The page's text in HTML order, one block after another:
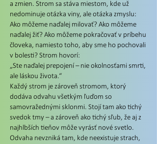
a zmien. Strom sa stáva miestom, kde už
nedominuje otázka viny, ale otázka zmyslu:
Ako môžeme naďalej milovať? Ako môžeme
naďalej žiť? Ako môžeme pokračovať v príbehu
človeka, namiesto toho, aby sme ho pochovali
v bolesti? Strom hovorí:
„Ste naďalej prepojení – nie okolnosťami smrti,
ale láskou života.“
Každý strom je zároveň stromom, ktorý
dodáva odvahu všetkým ľuďom so
samovražednými sklonmi. Stojí tam ako tichý
svedok tmy – a zároveň ako tichý sľub, že aj z
najhlbších tieňov môže vyrásť nové svetlo.
Odvaha nevzniká tam, kde neexistuje strach,